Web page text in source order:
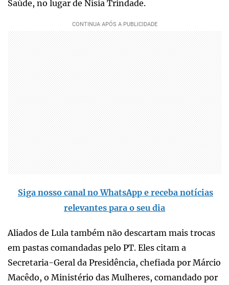
Saúde, no lugar de Nísia Trindade.
Siga nosso canal no WhatsApp e receba notícias
relevantes para o seu dia
Aliados de Lula também não descartam mais trocas
em pastas comandadas pelo PT. Eles citam a
Secretaria-Geral da Presidência, chefiada por Márcio
Macêdo, o Ministério das Mulheres, comandado por